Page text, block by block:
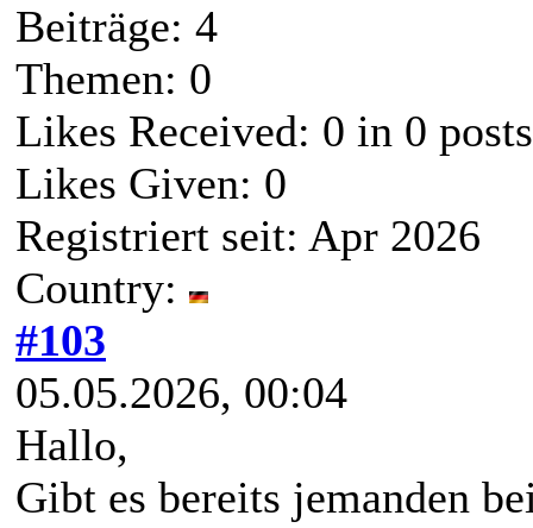
Beiträge: 4
Themen: 0
Likes Received: 0 in 0 posts
Likes Given: 0
Registriert seit: Apr 2026
Country:
#103
05.05.2026, 00:04
Hallo,
Gibt es bereits jemanden